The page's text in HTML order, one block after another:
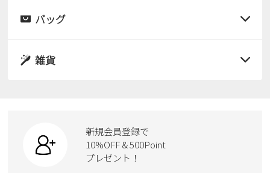
スニーカー
カジュアルシューズ
ワークシューズ
サンダル
ローファー
サンダル
スクール
バッグ
ボディバッグ
ハンドバッグ
雑貨
ケア用品
新規会員登録で
10%OFF & 500Point
プレゼント！